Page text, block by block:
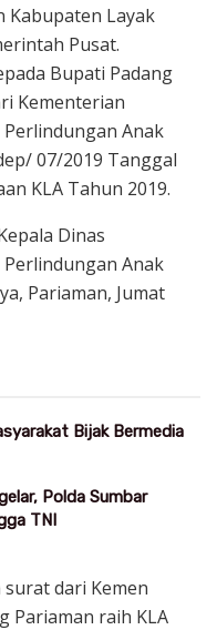
Kabupaten Layak
Pusat.
Bupati Padang
Kementerian
Anak
07/2019 Tanggal
KLA Tahun 2019.
Dinas
Anak
Pariaman, Jumat
Bijak Bermedia
Polda Sumbar
TNI
surat dari Kemen
Pariaman raih KLA